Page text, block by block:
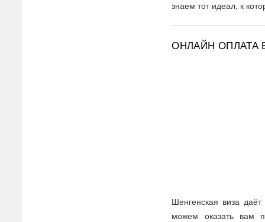
знаем тот идеал, к
ОНЛАЙН ОПЛАТА
Шенгенская виза
можем оказать вам